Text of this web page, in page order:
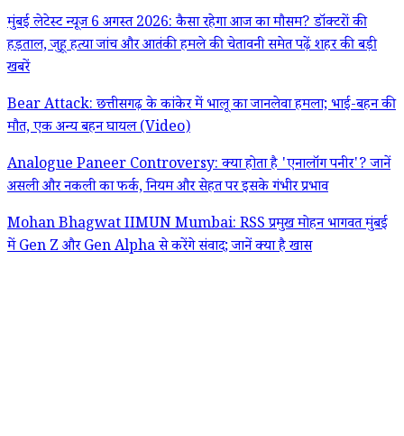
मुंबई लेटेस्ट न्यूज 6 अगस्त 2026: कैसा रहेगा आज का मौसम? डॉक्टरों की
हड़ताल, जुहू हत्या जांच और आतंकी हमले की चेतावनी समेत पढ़ें शहर की बड़ी
खबरें
Bear Attack: छत्तीसगढ़ के कांकेर में भालू का जानलेवा हमला; भाई-बहन की
मौत, एक अन्य बहन घायल (Video)
Analogue Paneer Controversy: क्या होता है 'एनालॉग पनीर'? जानें
असली और नकली का फर्क, नियम और सेहत पर इसके गंभीर प्रभाव
Mohan Bhagwat IIMUN Mumbai: RSS प्रमुख मोहन भागवत मुंबई
में Gen Z और Gen Alpha से करेंगे संवाद; जानें क्या है खास